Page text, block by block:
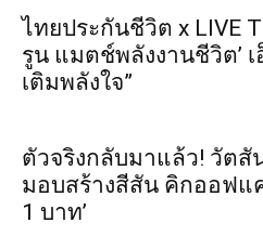
ไทยประกันชีวิต x LIVE
รูน แมตช์พลังงานชีวิต’
เติมพลังใจ”
ตัวจริงกลับมาแล้ว! วัต
มอบสร้างสีสัน คิกออฟแ
1 บาท’